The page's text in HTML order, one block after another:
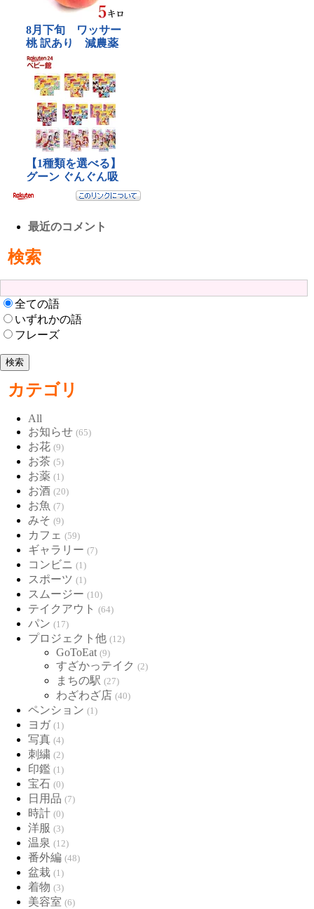
最近のコメント
検索
全ての語
いずれかの語
フレーズ
カテゴリ
All
お知らせ (65)
お花 (9)
お茶 (5)
お薬 (1)
お酒 (20)
お魚 (7)
みそ (9)
カフェ (59)
ギャラリー (7)
コンビニ (1)
スポーツ (1)
スムージー (10)
テイクアウト (64)
パン (17)
プロジェクト他 (12)
GoToEat (9)
すざかっテイク (2)
まちの駅 (27)
わざわざ店 (40)
ペンション (1)
ヨガ (1)
写真 (4)
刺繍 (2)
印鑑 (1)
宝石 (0)
日用品 (7)
時計 (0)
洋服 (3)
温泉 (12)
番外編 (48)
盆栽 (1)
着物 (3)
美容室 (6)